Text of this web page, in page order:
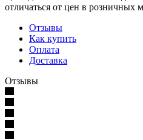
отличаться от цен в розничных
Отзывы
Как купить
Оплата
Доставка
Отзывы